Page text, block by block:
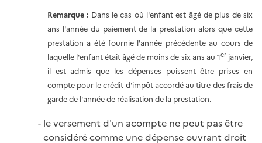
Remarque : Dans le cas où l'enfant est âgé de plus de six
ans l'année du paiement de la prestation alors que cette
prestation a été fournie l'année précédente au cours de
laquelle l'enfant était âgé de moins de six ans au 1er janvier,
il est admis que les dépenses puissent être prises en
compte pour le crédit d'impôt accordé au titre des frais de
garde de l'année de réalisation de la prestation.
le versement d'un acompte ne peut pas être
considéré comme une dépense ouvrant droit